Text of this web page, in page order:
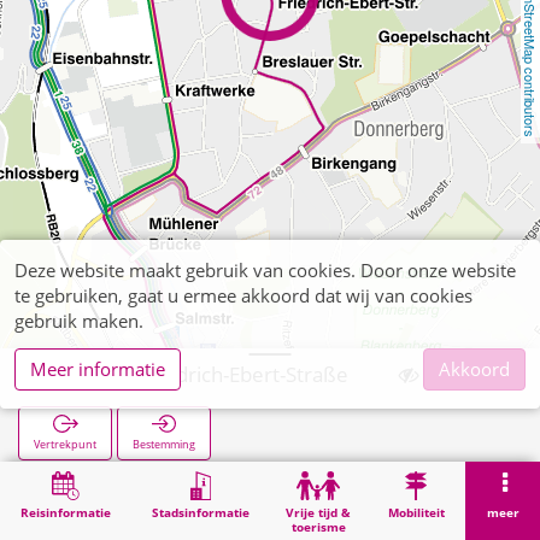
OpenStreetMap contributors
Reisinformatie Stadsinformatie
Vrije tijd &
toerisme
Mobiliteit meer
Steinfurt Friedrich-Ebert-Straße
Vertrekpunt Bestemming
Zoekopracht Steinfurt Friedrich-Ebert-Straße
Deze website maakt gebruik van cookies. Door onze website
te gebruiken, gaat u ermee akkoord dat wij van cookies
gebruik maken.
Meer informatie
Akkoord